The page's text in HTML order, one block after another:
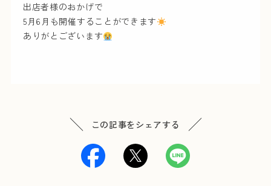
出店者様のおかげで
5月6月も開催することができます
ありがとございます
この記事をシェアする